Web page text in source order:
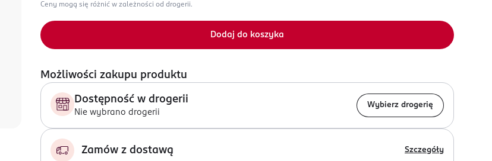
Ceny mogą się różnić w zależności od drogerii.
Dodaj do koszyka
Możliwości zakupu produktu
Dostępność w drogerii
Nie wybrano drogerii
Wybierz drogerię
Zamów z dostawą Szczegóły